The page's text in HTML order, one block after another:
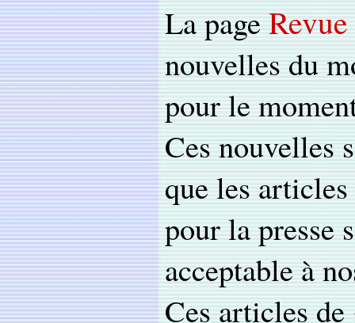
La page
nouvelles du
pour le
Ces nouvelles
que les
pour la presse
acceptable à
Ces articles de